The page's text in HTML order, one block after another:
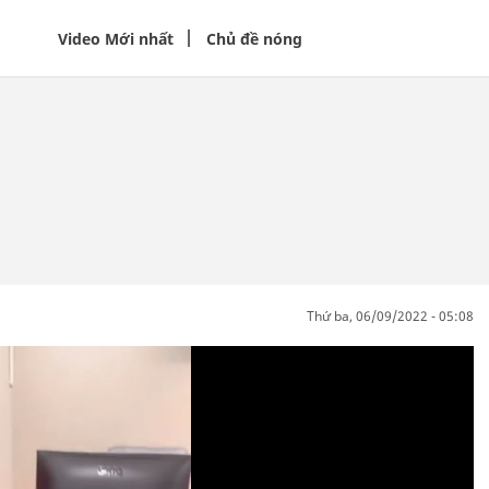
Video Mới nhất Chủ đề nóng
thứ ba, 06/09/2022 - 05:08